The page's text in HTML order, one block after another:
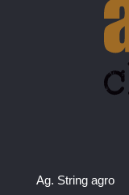
Ag. String agro